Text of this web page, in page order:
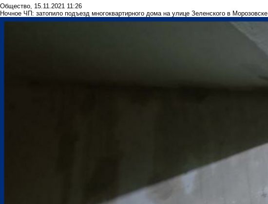
Общество, 15.11.2021 11:26
Ночное ЧП: затопило подъезд многоквартирного дома на улице Зеленского в Морозовске